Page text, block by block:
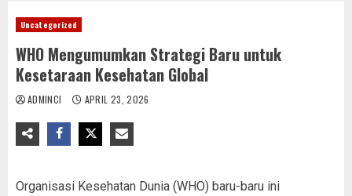
Uncategorized
WHO Mengumumkan Strategi Baru untuk
Kesetaraan Kesehatan Global
ADMINCI APRIL 23, 2026
Organisasi Kesehatan Dunia (WHO) baru-baru ini